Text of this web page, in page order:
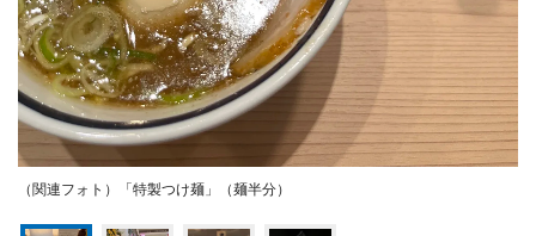
（関連フォト）「特製つけ麺」（麺半分）